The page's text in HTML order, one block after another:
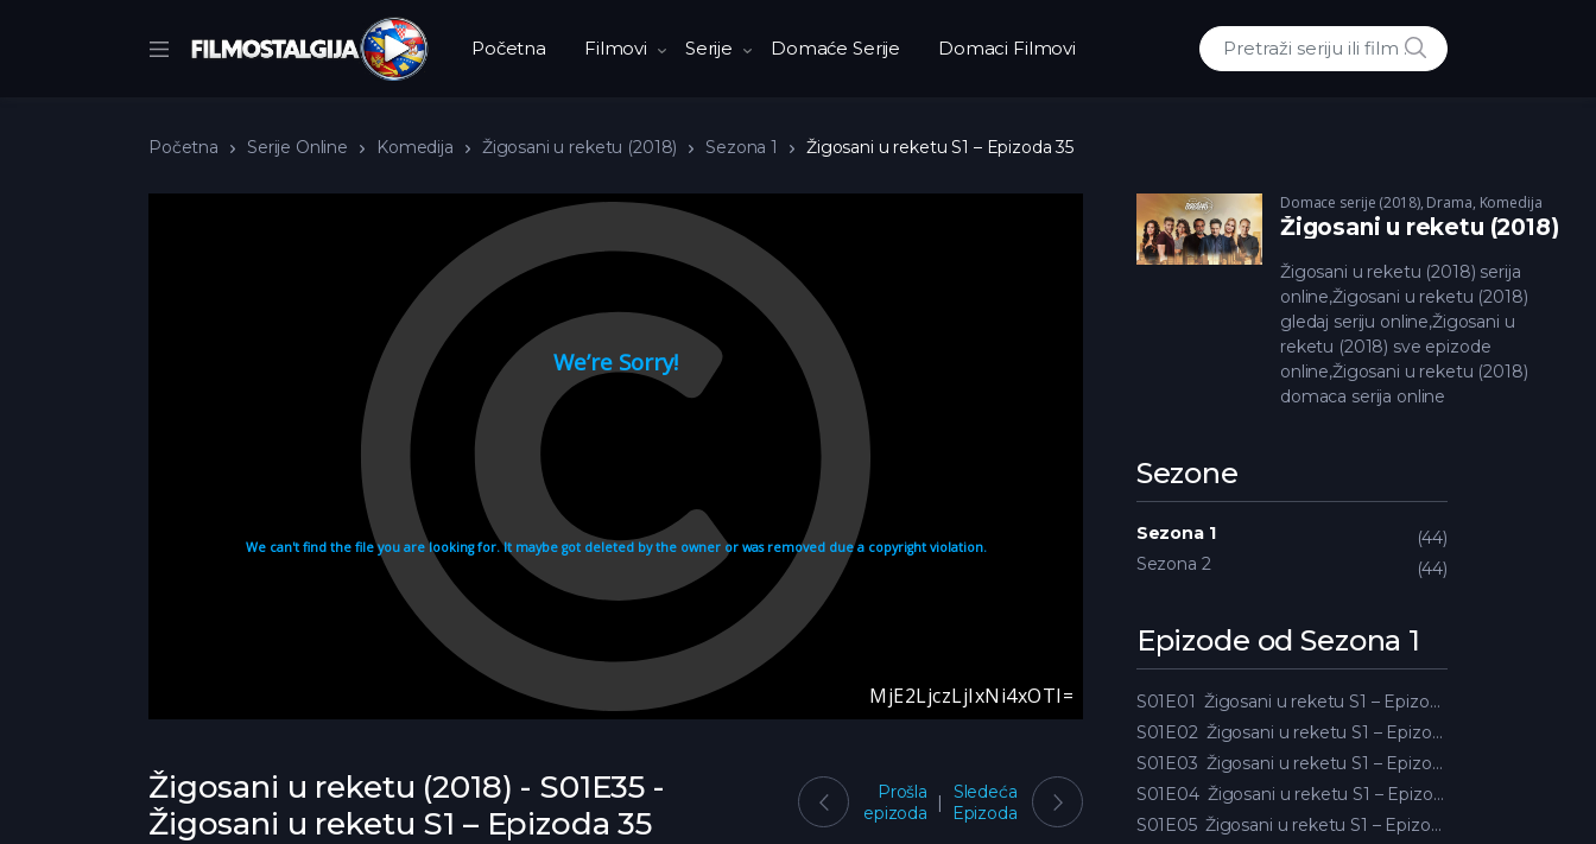
Početna Filmovi Serije Domaće Serije Domaci Filmovi
Traži:
POTRAZI
Početna Serije Online Komedija Žigosani u reketu (2018) Sezona 1 Žigosani u reketu S1 – Epizoda 35
Žigosani u reketu (2018) - S01E35 -
Žigosani u reketu S1 – Epizoda 35
Prošla
epizoda
Sledeća
Epizoda
Domace serije (2018), Drama, Komedija
Žigosani u reketu (2018)
Žigosani u reketu (2018) serija
online,Žigosani u reketu (2018)
gledaj seriju online,Žigosani u
reketu (2018) sve epizode
online,Žigosani u reketu (2018)
domaca serija online
Sezone
Sezona 1
44
Sezona 2
44
Epizode od Sezona 1
S01E01
Žigosani u reketu S1 – Epizoda 01
S01E02
Žigosani u reketu S1 – Epizoda 02
S01E03
Žigosani u reketu S1 – Epizoda 03
S01E04
Žigosani u reketu S1 – Epizoda 04
S01E05
Žigosani u reketu S1 – Epizoda 05